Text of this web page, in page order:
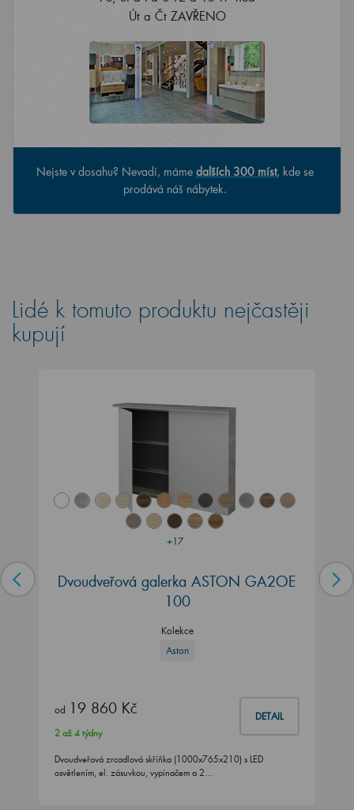
Út a Čt ZAVŘENO
Nejste v dosahu? Nevadí, máme dalších 300 míst, kde se
prodává náš nábytek.
Lidé k tomuto produktu nejčastěji
kupují
+17
Dvoudveřová galerka ASTON GA2OE
100
Kolekce
Aston
od 19 860 Kč DETAIL
2 až 4 týdny
Dvoudveřová zrcadlová skříňka (1000x765x210) s LED
osvětlením, el. zásuvkou, vypínačem a 2…